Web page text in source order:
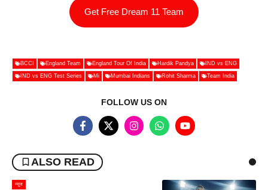
Get Free Dream 11 Team
BCCI England Team England Tour Of India Hardik Pandya IND vs ENG
IND vs ENG Test Series Mi Mumbai Indians Rohit Sharma Team India
FOLLOW US ON
ALSO READ
न्यूज